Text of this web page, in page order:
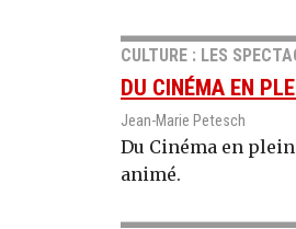
CULTURE : LES
DU CINÉMA EN
Jean-Marie Petesch
Du Cinéma en
animé.